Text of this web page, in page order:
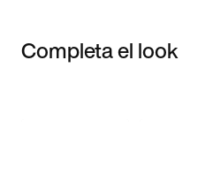
Completa el look